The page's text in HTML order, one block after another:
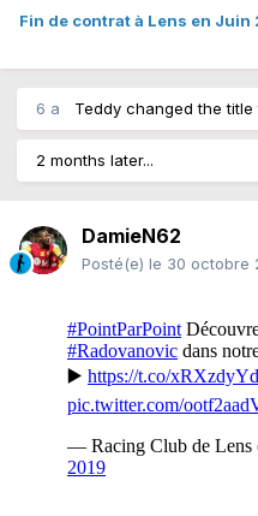
Fin de contrat à Lens en Juin
6 a Teddy changed the title
2 months later...
DamieN62
Posté(e) le 30 octobre